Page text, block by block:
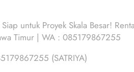
untuk Proyek Skala Besar!
Timur | WA : 085179867255
(SATRIYA)